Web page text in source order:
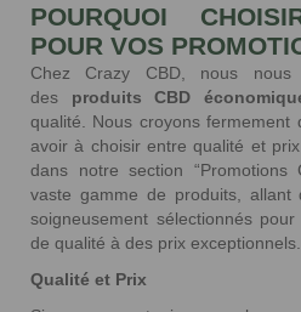
1 avis
POURQUOI
POUR VOS
Chez Crazy CBD, nous
des produits CBD
qualité. Nous croyons fermement
avoir à choisir entre qualité et prix
dans notre section “Promotions
vaste gamme de produits,
soigneusement sélectionnés
de qualité à des prix exceptionnels.
Qualité et Prix